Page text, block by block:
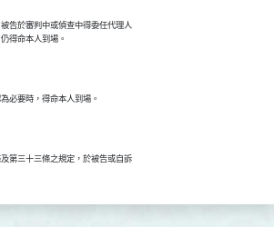
告於審判中或偵查中得委任代理人
得命本人到場。
必要時，得命本人到場。
第三十三條之規定，於被告或自訴